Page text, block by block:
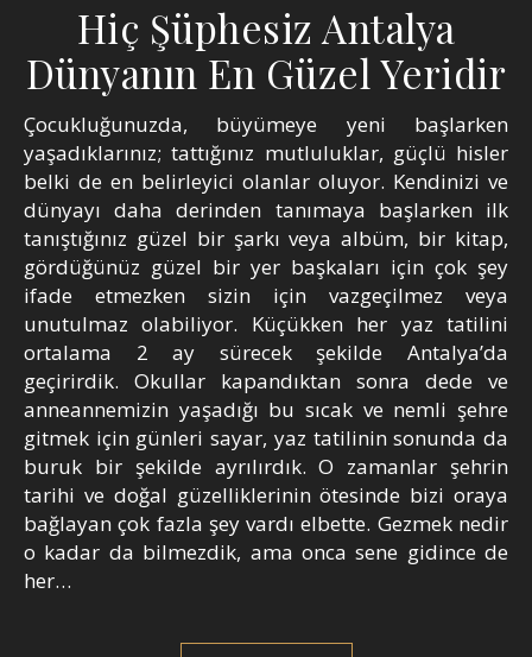
Hiç Şüphesiz Antalya
Dünyanın En Güzel Yeridir
Çocukluğunuzda, büyümeye yeni başlarken
yaşadıklarınız; tattığınız mutluluklar, güçlü hisler
belki de en belirleyici olanlar oluyor. Kendinizi ve
dünyayı daha derinden tanımaya başlarken ilk
tanıştığınız güzel bir şarkı veya albüm, bir kitap,
gördüğünüz güzel bir yer başkaları için çok şey
ifade etmezken sizin için vazgeçilmez veya
unutulmaz olabiliyor. Küçükken her yaz tatilini
ortalama 2 ay sürecek şekilde Antalya’da
geçirirdik. Okullar kapandıktan sonra dede ve
anneannemizin yaşadığı bu sıcak ve nemli şehre
gitmek için günleri sayar, yaz tatilinin sonunda da
buruk bir şekilde ayrılırdık. O zamanlar şehrin
tarihi ve doğal güzelliklerinin ötesinde bizi oraya
bağlayan çok fazla şey vardı elbette. Gezmek nedir
o kadar da bilmezdik, ama onca sene gidince de
her…